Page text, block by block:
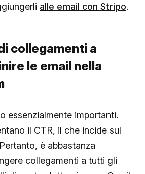
alle email con Stripo.
collegamenti a
le email nella
essenzialmente importanti.
il CTR, il che incide sul
è abbastanza
collegamenti a tutti gli